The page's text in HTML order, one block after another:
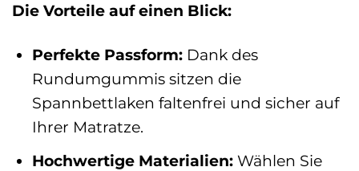
Die Vorteile auf einen Blick:
Perfekte Passform: Dank des
Rundumgummis sitzen die
Spannbettlaken faltenfrei und sicher auf
Ihrer Matratze.
Hochwertige Materialien: Wählen Sie